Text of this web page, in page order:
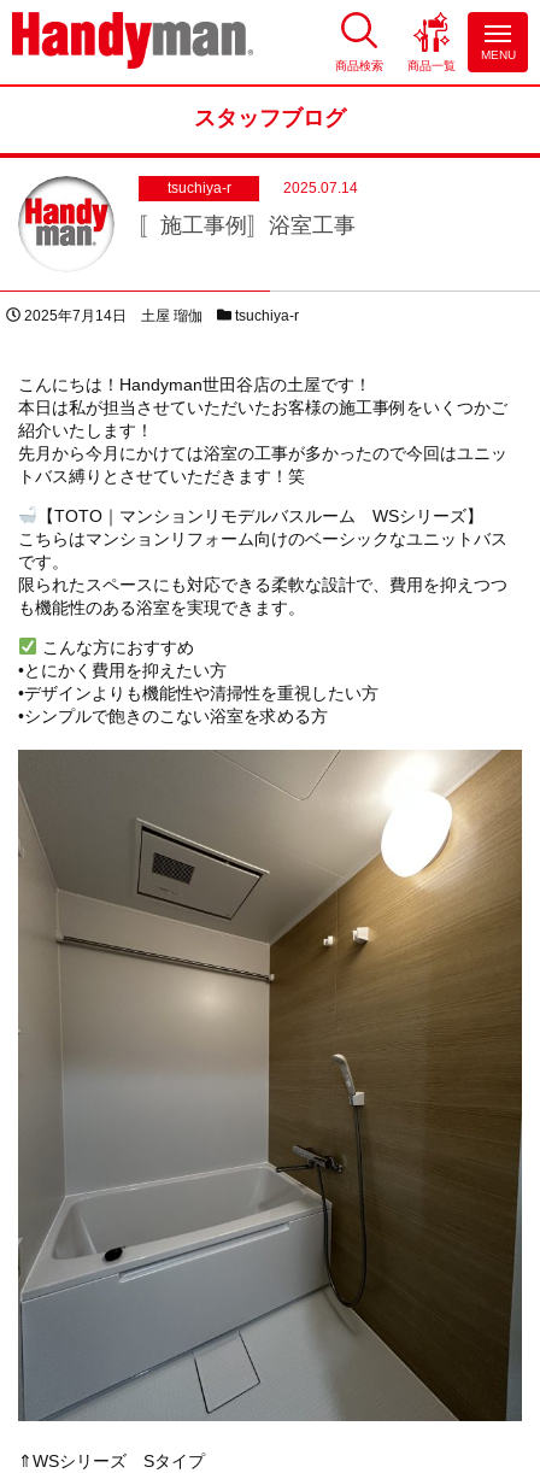
お風呂やキッチンのリフォーム
商品検索 商品一覧
MENU
スタッフブログ
tsuchiya-r 2025.07.14
〚施工事例〛浴室工事
投稿日
2025年7月14日 著者
土屋 瑠伽 スタッフブログカテゴリー
tsuchiya-r
こんにちは！Handyman世田谷店の土屋です！
本日は私が担当させていただいたお客様の施工事例をいくつかご
紹介いたします！
先月から今月にかけては浴室の工事が多かったので今回はユニッ
トバス縛りとさせていただきます！笑
【TOTO｜マンションリモデルバスルーム WSシリーズ】
こちらはマンションリフォーム向けのベーシックなユニットバス
です。
限られたスペースにも対応できる柔軟な設計で、費用を抑えつつ
も機能性のある浴室を実現できます。
こんな方におすすめ
•とにかく費用を抑えたい方
•デザインよりも機能性や清掃性を重視したい方
•シンプルで飽きのこない浴室を求める方
⇑WSシリーズ Sタイプ